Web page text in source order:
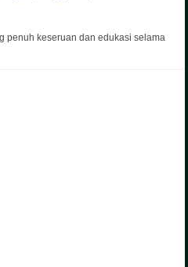
penuh keseruan dan edukasi selama